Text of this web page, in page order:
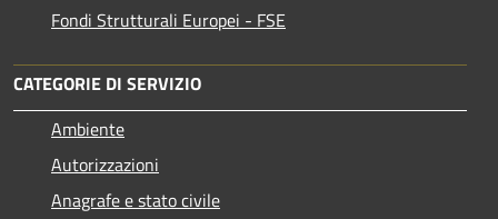
Fondi Strutturali Europei - FSE
CATEGORIE DI SERVIZIO
Ambiente
Autorizzazioni
Anagrafe e stato civile